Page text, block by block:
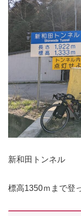
新和田トンネル
標高1350ｍまで登